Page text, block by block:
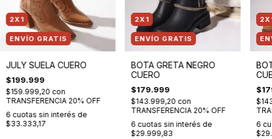
2X1
ENVÍO GRATIS
JULY SUELA CUERO
$199.999
$159.999,20 con
TRANSFERENCIA 20% OFF
6 cuotas sin interés de
$33.333,17
2X1
ENVÍO GRATIS
BOTA GRETA NEGRO
CUERO
$179.999
$143.999,20 con
TRANSFERENCIA 20% OFF
6 cuotas sin interés de
$29.999,83
6